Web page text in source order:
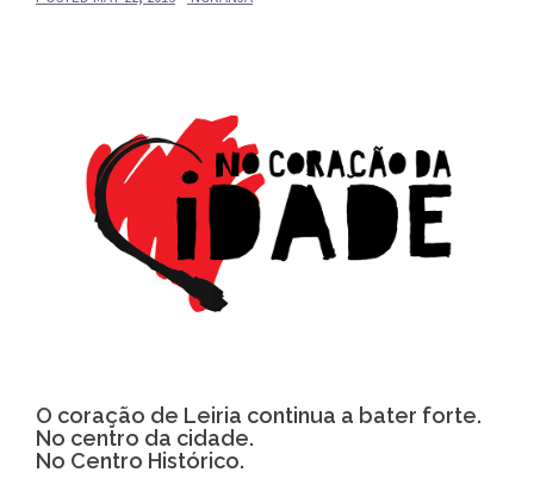
O coração de Leiria continua a bater forte.
No centro da cidade.
No Centro Histórico.